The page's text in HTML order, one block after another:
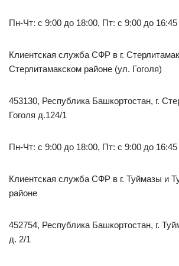
Пн-Чт: с 9:00 до 18:00, Пт: с 9:00 до 16:45
Клиентская служба СФР в г.
Стерлитамакском районе (ул. Гоголя)
453130, Республика Башкортостан, г.
Гоголя д.124/1
Пн-Чт: с 9:00 до 18:00, Пт: с 9:00 до 16:45
Клиентская служба СФР в г. Туймазы и
районе
452754, Республика Башкортостан, г.
д. 2/1